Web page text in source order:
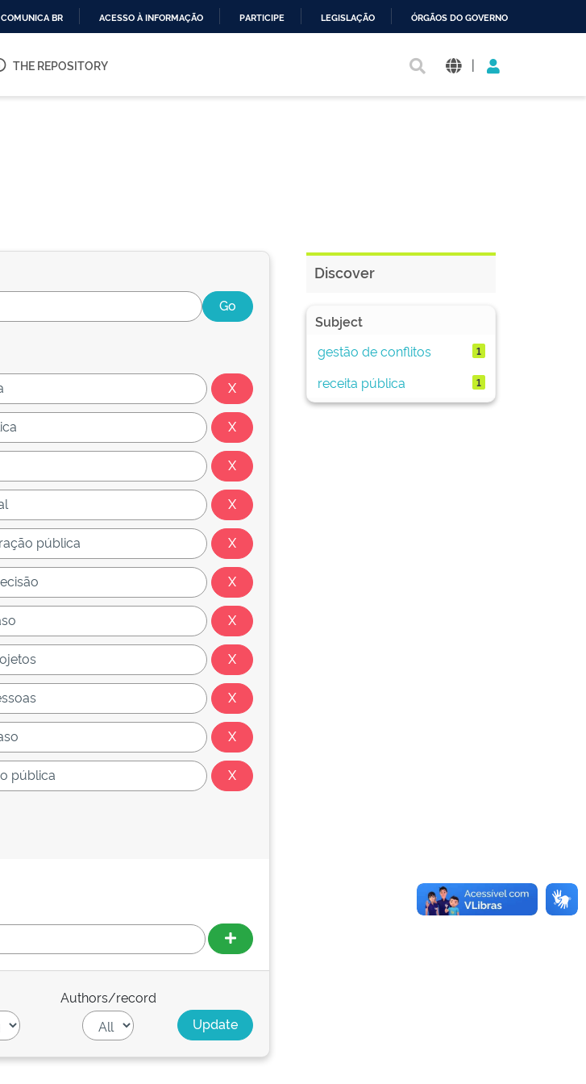
O
COMUNICA BR ACESSO À INFORMAÇÃO PARTICIPE LEGISLAÇÃO ÓRGÃOS DO GOVERNO
THE REPOSITORY |
Authors/record
Discover
Subject
gestão de conflitos
1
receita pública 1